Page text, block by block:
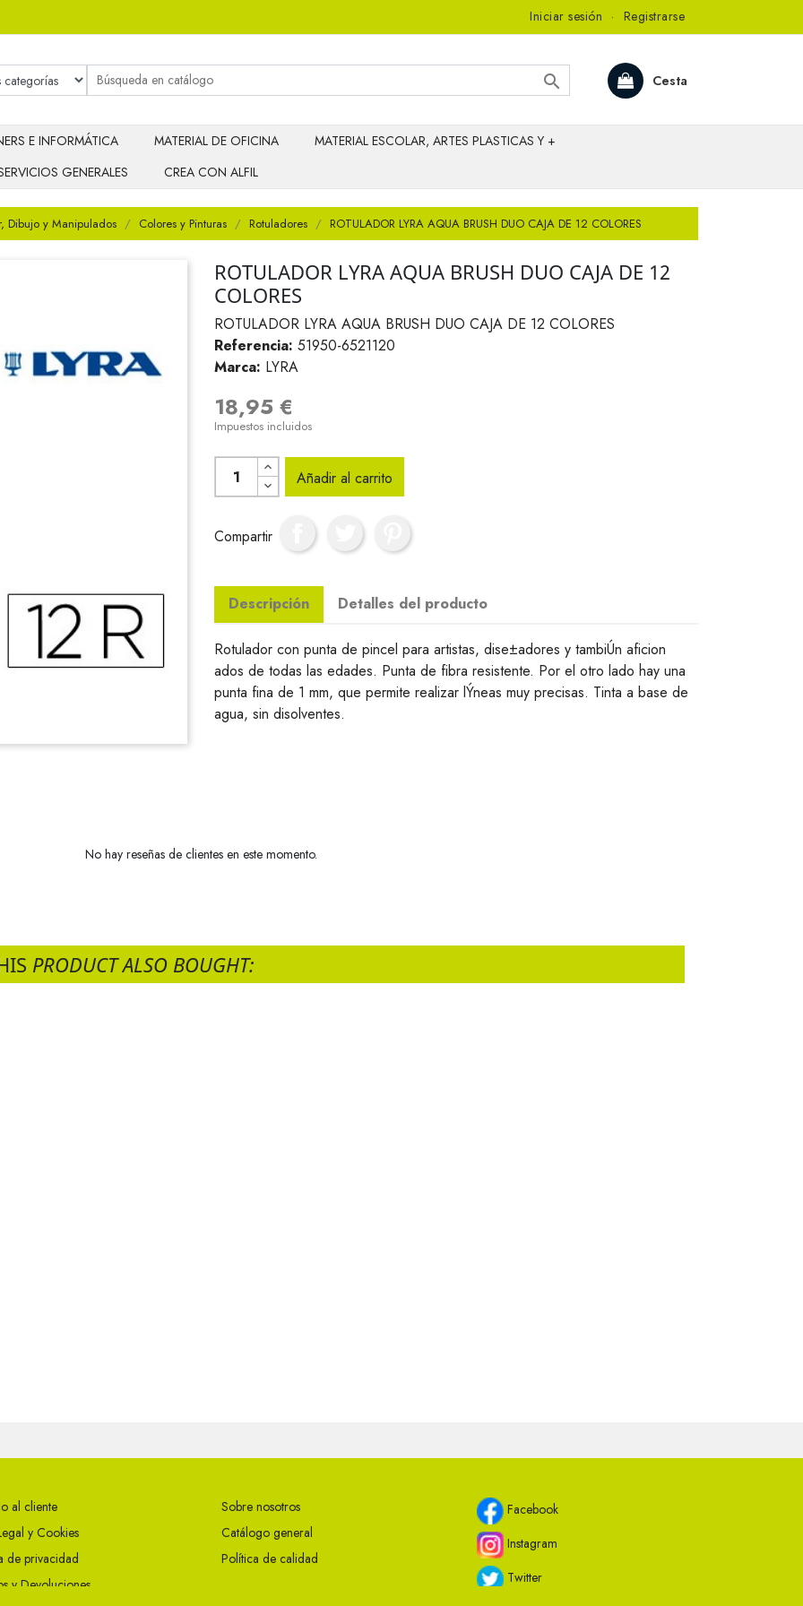
Iniciar sesión · Registrarse
Cesta

E INFORMÁTICA MATERIAL DE OFICINA
MATERIAL ESCOLAR, ARTES PLASTICAS Y +
GENERALES CREA CON ALFIL
Dibujo y Manipulados Colores y Pinturas Rotuladores ROTULADOR LYRA AQUA BRUSH DUO CAJA DE 12 COLORES
ROTULADOR LYRA AQUA BRUSH DUO CAJA DE 12
COLORES
ROTULADOR LYRA AQUA BRUSH DUO CAJA DE 12 COLORES
Referencia: 51950-6521120
Marca: LYRA
18,95 €
Impuestos incluidos
Añadir al carrito
Compartir
Descripción Detalles del producto
Rotulador con punta de pincel para artistas, dise±adores y tambiÚn aficion
ados de todas las edades. Punta de fibra resistente. Por el otro lado hay una
punta fina de 1 mm, que permite realizar lÝneas muy precisas. Tinta a base de
agua, sin disolventes.
No hay reseñas de clientes en este momento.
PRODUCT ALSO BOUGHT:
al cliente
y Cookies
de privacidad
y Devoluciones
Sobre nosotros
Catálogo general
Política de calidad
Facebook
Instagram
Twitter